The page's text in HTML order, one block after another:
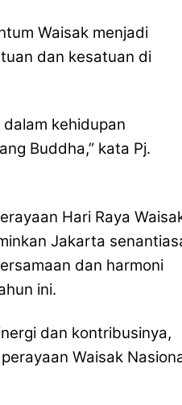
Waisak menjadi
dan kesatuan di
kehidupan
Buddha,” kata Pj.
Hari Raya
Jakarta
dan harmoni
ini.
dan kontribusinya,
Waisak